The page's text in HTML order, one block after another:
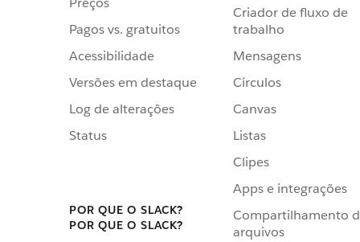
Pagos vs. gratuitos
Acessibilidade
Versões em destaque
Log de alterações
Status
POR QUE O SLACK?
POR QUE O SLACK?
Criador de fluxo de
trabalho
Mensagens
Círculos
Canvas
Listas
Clipes
Apps e integrações
Compartilhamento
arquivos